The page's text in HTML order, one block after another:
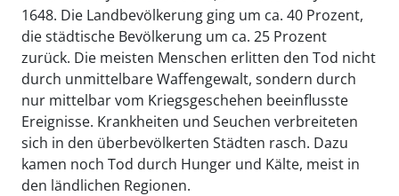
1648. Die Landbevölkerung ging um ca. 40 Prozent,
die städtische Bevölkerung um ca. 25 Prozent
zurück. Die meisten Menschen erlitten den Tod nicht
durch unmittelbare Waffengewalt, sondern durch
nur mittelbar vom Kriegsgeschehen beeinflusste
Ereignisse. Krankheiten und Seuchen verbreiteten
sich in den überbevölkerten Städten rasch. Dazu
kamen noch Tod durch Hunger und Kälte, meist in
den ländlichen Regionen.